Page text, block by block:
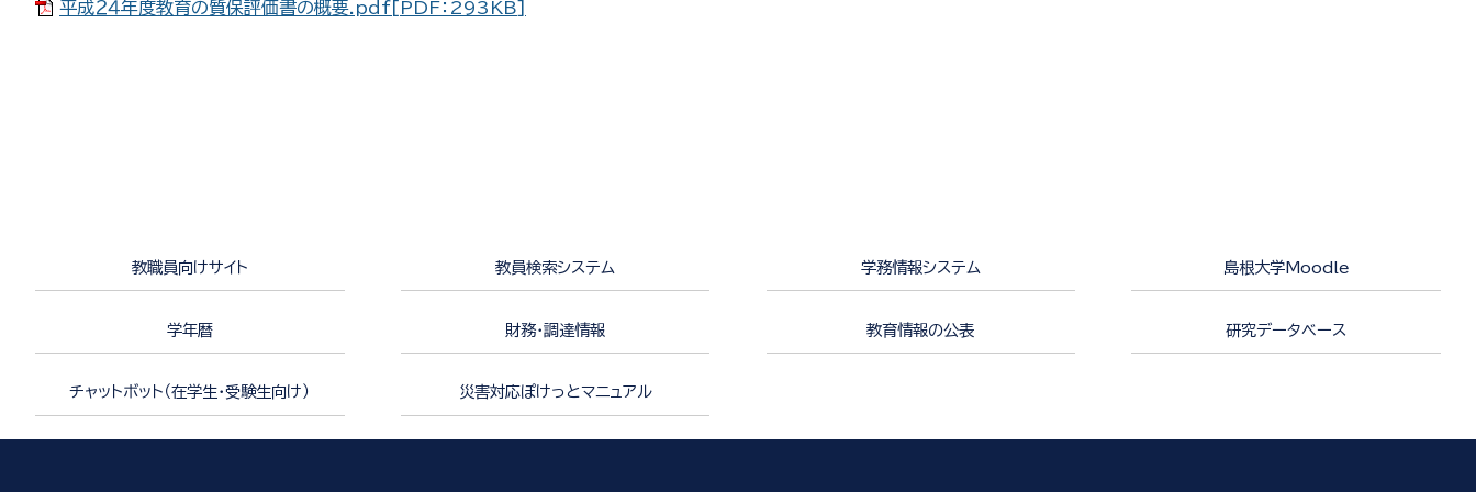
平成２４年度教育の質保評価書の概要.pdf[PDF：293KB]
教職員向けサイト 教員検索システム 学務情報システム 島根大学Moodle
学年暦 財務・調達情報 教育情報の公表 研究データベース
チャットボット（在学生・受験生向け） 災害対応ぽけっとマニュアル